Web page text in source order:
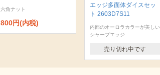
六角ナット
800円(内税)
エッジ多面体ダイスセッ
ト 2603D7S11
内部のオーロラカラーが美しい
シャープエッジ
売り切れ中です